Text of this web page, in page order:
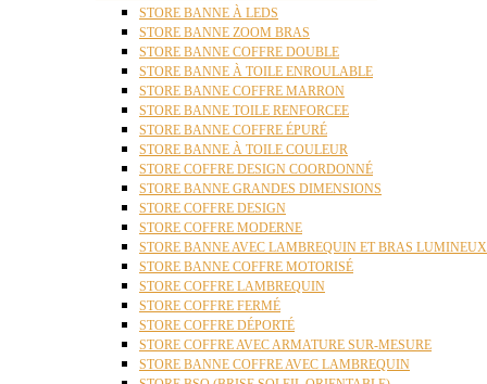
STORE BANNE À LEDS
STORE BANNE ZOOM BRAS
STORE BANNE COFFRE DOUBLE
STORE BANNE À TOILE ENROULABLE
STORE BANNE COFFRE MARRON
STORE BANNE TOILE RENFORCEE
STORE BANNE COFFRE ÉPURÉ
STORE BANNE À TOILE COULEUR
STORE COFFRE DESIGN COORDONNÉ
STORE BANNE GRANDES DIMENSIONS
STORE COFFRE DESIGN
STORE COFFRE MODERNE
STORE BANNE AVEC LAMBREQUIN ET BRAS LUMINEUX
STORE BANNE COFFRE MOTORISÉ
STORE COFFRE LAMBREQUIN
STORE COFFRE FERMÉ
STORE COFFRE DÉPORTÉ
STORE COFFRE AVEC ARMATURE SUR-MESURE
STORE BANNE COFFRE AVEC LAMBREQUIN